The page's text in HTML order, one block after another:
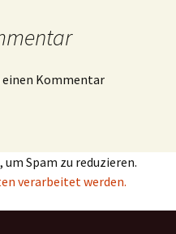
einen Kommentar
Spam zu reduzieren.
verarbeitet werden.